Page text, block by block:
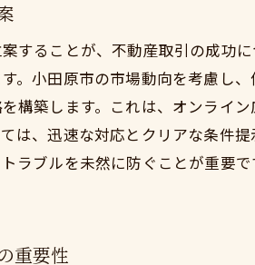
アドバイザー選定時のポ
専門家に相談すべきタイ
アドバイザーとの信頼関
取引を成功に導くアドバ
することが、不動産取引の成功
。小田原市の市場動向を考慮し
構築します。これは、オンライ
は、迅速な対応とクリアな条件
ラブルを未然に防ぐことが重要
重要性